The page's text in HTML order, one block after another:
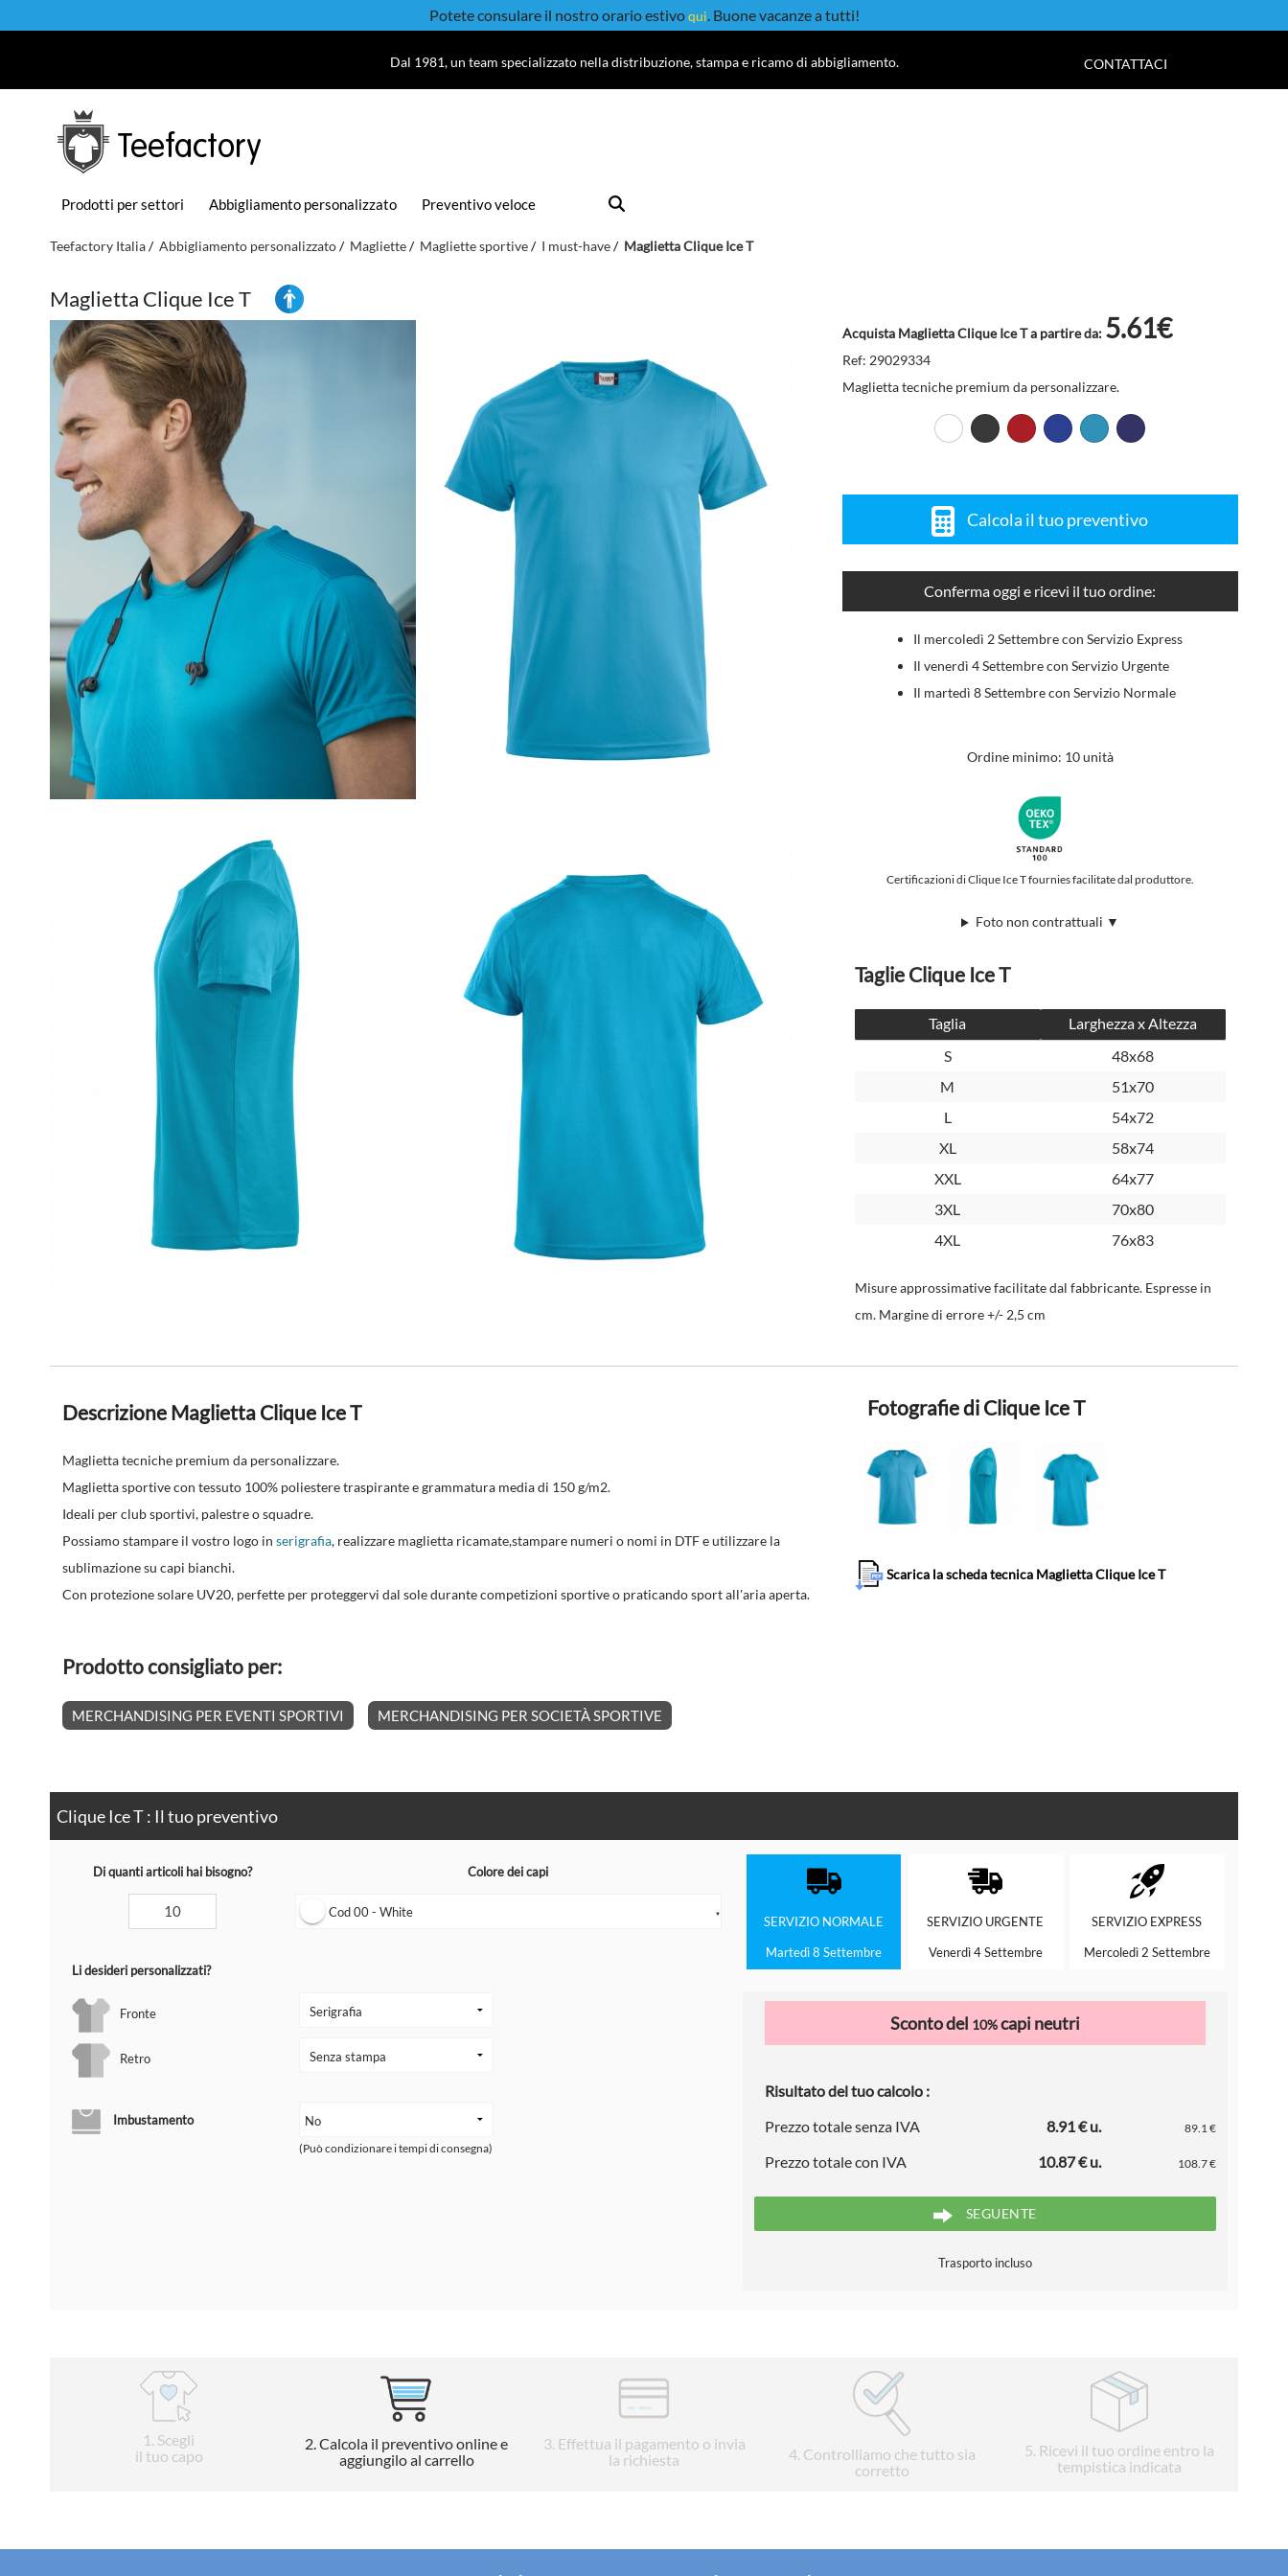
Potete consulare il nostro orario estivoqui. Buone vacanze a tutti!
Dal 1981, un team specializzato nella distribuzione, stampa e ricamo di abbigliamento. CONTATTACI
Teefactory
Prodotti per settori Abbigliamento personalizzato Preventivo veloce
Teefactory Italia Abbigliamento personalizzato Magliette Magliette sportive I must-have Maglietta Clique Ice T
Maglietta Clique Ice T
Acquista Maglietta Clique Ice T a partire da: 5.61€
Ref: 29029334
Maglietta tecniche premium da personalizzare.
Calcola il tuo preventivo
Conferma oggi e ricevi il tuo ordine:
Il mercoledì 2 Settembre con Servizio Express
Il venerdì 4 Settembre con Servizio Urgente
Il martedì 8 Settembre con Servizio Normale
Ordine minimo: 10 unità
Certificazioni di Clique Ice T fournies facilitate dal produttore.
Foto non contrattuali ▼
Taglie Clique Ice T
Taglia
Larghezza x Altezza
S
48x68
M
51x70
L
54x72
XL
58x74
XXL
64x77
3XL
70x80
4XL
76x83
Misure approssimative facilitate dal fabbricante. Espresse in
cm. Margine di errore +/- 2,5 cm
Descrizione Maglietta Clique Ice T
Maglietta tecniche premium da personalizzare.
Maglietta sportive con tessuto 100% poliestere traspirante e grammatura media di 150 g/m2.
Ideali per club sportivi, palestre o squadre.
Possiamo stampare il vostro logo inserigrafia, realizzare maglietta ricamate,stampare numeri o nomi in DTF e utilizzare la
sublimazione su capi bianchi.
Con protezione solare UV20, perfette per proteggervi dal sole durante competizioni sportive o praticando sport all'aria aperta.
Prodotto consigliato per:
MERCHANDISING PER EVENTI SPORTIVI MERCHANDISING PER SOCIETÀ SPORTIVE
Fotografie di Clique Ice T
Scarica la scheda tecnica Maglietta Clique Ice T
Clique Ice T : Il tuo preventivo
Di quanti articoli hai bisogno? Colore dei capi
Cod 00 - White ▼
Li desideri personalizzati?
Fronte
Retro
Imbustamento
(Può condizionare i tempi di consegna)
SERVIZIO NORMALE
Martedì 8 Settembre
SERVIZIO URGENTE
Venerdì 4 Settembre
SERVIZIO EXPRESS
Mercoledì 2 Settembre
Sconto del 10%capi neutri
Risultato del tuo calcolo :
Prezzo totale senza IVA
8.91 € u. 89.1 €
Prezzo totale con IVA 10.87 € u. 108.7 €
SEGUENTE
Trasporto incluso
1 . Scegli
il tuo capo
2 . Calcola il preventivo online e
aggiungilo al carrello
3 . Effettua il pagamento o invia
la richiesta
4. Controlliamo che tutto sia
corretto
5. Ricevi il tuo ordine entro la
tempistica indicata